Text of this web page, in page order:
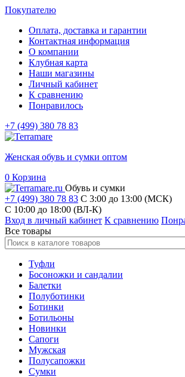
Покупателю
Оплата, доставка и гарантии
Контактная информация
О компании
Клубная карта
Наши магазины
Личный кабинет
К сравнению
Понравилось
+7 (499) 380 78 83
Женская обувь и сумки оптом
0 Корзина
Обувь и сумки
+7 (499) 380 78 83 С 3:00 до 13:00 (МСК)
C 10:00 до 18:00 (ВЛ-К)
Вход в личный кабинет К сравнению
Все товары
Туфли
Босоножки и сандалии
Балетки
Полуботинки
Ботинки
Ботильоны
Новинки
Сапоги
Мужская
Полусапожки
Сумки